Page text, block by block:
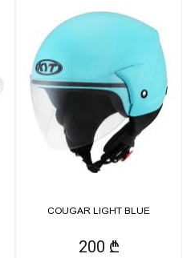
COUGAR LIGHT BLUE
200 ₾